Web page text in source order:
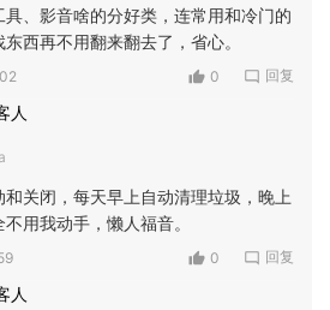
具、影音啥的分好类，连常用和冷门的
西再不用翻来翻去了，省心。
0 回复
人
关闭，每天早上自动清理垃圾，晚上
用我动手，懒人福音。
0 回复
人